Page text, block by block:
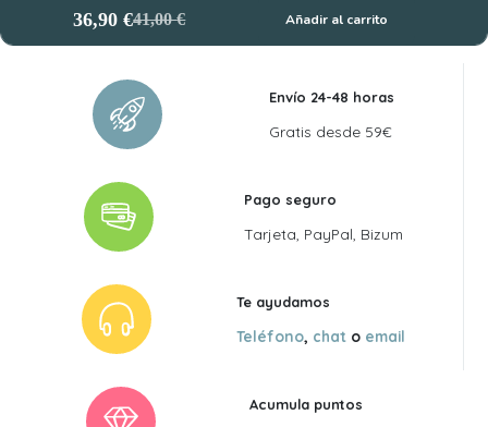
41,00€
El
precio
original
era:
41,00 €.
36,90€El
precio
actual
es:
36,90 €.
Añadir al carrito
Envío 24-48 horas
Gratis desde 59€
Pago seguro
Tarjeta, PayPal, Bizum
Te ayudamos
Teléfono, chat o email
Acumula puntos